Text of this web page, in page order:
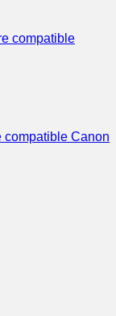
compatible Canon